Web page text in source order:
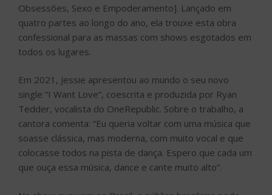
Obsessões, Sexo e Empoderamento]. Lançado em
quatro partes ao longo do ano, ela trouxe esta obra
confessional para as massas com shows esgotados em
todos os lugares.
Em 2021, Jessie apresentou ao mundo o seu novo
single “I Want Love”, coescrita e produzida por Ryan
Tedder, vocalista do OneRepublic. Sobre o trabalho, a
cantora comenta: “Eu queria voltar com uma música que
soasse clássica, mas moderna, com muito vocal e que
colocasse todos na pista de dança. Espero que cada um
que ouça essa música, dance e cante muito alto”.